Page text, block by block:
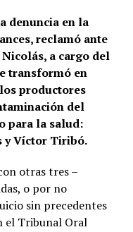
denuncia en la
reclamó ante
Nicolás, a cargo del
transformó en
productores
del
para la salud:
y Víctor Tiribó.
otras tres –
o por no
sin precedentes
el Tribunal Oral